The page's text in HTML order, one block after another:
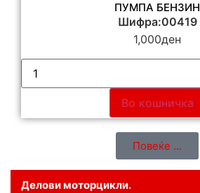
Делови моторцикли.
ПУМПА БЕНЗИН
Шифра:00419
1,000ден
Во кошничка
Повеќе ...